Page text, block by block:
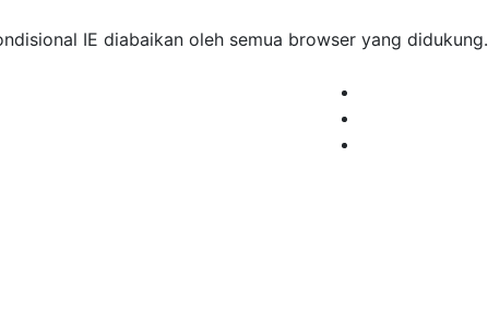
IE diabaikan oleh semua browser yang didukung.